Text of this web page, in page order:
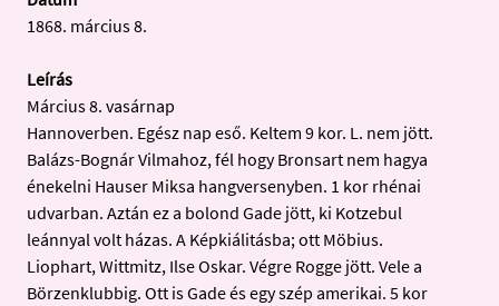
1868. március 8.
Leírás
Március 8. vasárnap
Hannoverben. Egész nap eső. Keltem 9 kor. L. nem jött.
Balázs-Bognár Vilmahoz, fél hogy Bronsart nem hagya
énekelni Hauser Miksa hangversenyben. 1 kor rhénai
udvarban. Aztán ez a bolond Gade jött, ki Kotzebul
leánnyal volt házas. A Képkiálitásba; ott Möbius.
Liophart, Wittmitz, Ilse Oskar. Végre Rogge jött. Vele a
Börzenklubbig. Ott is Gade és egy szép amerikai. 5 kor